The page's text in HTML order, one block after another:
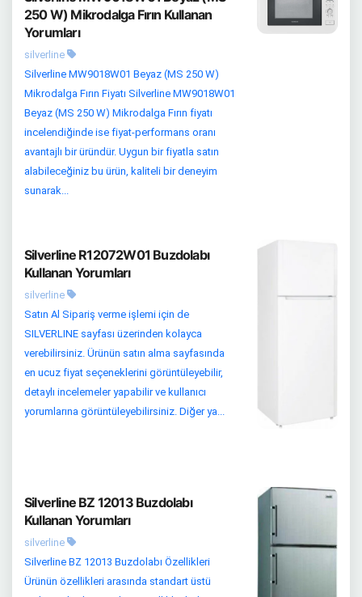
250 W) Mikrodalga Fırın Kullanan
Yorumları
silverline
Silverline MW9018W01 Beyaz (MS 250 W)
Mikrodalga Fırın Fiyatı Silverline MW9018W01
Beyaz (MS 250 W) Mikrodalga Fırın fiyatı
incelendiğinde ise fiyat-performans oranı
avantajlı bir üründür. Uygun bir fiyatla satın
alabileceğiniz bu ürün, kaliteli bir deneyim
sunarak...
Silverline R12072W01 Buzdolabı
Kullanan Yorumları
silverline
Satın Al Sipariş verme işlemi için de
SILVERLINE sayfası üzerinden kolayca
verebilirsiniz. Ürünün satın alma sayfasında
en ucuz fiyat seçeneklerini görüntüleyebilir,
detaylı incelemeler yapabilir ve kullanıcı
yorumlarına görüntüleyebilirsiniz. Diğer ya...
Silverline BZ 12013 Buzdolabı
Kullanan Yorumları
silverline
Silverline BZ 12013 Buzdolabı Özellikleri
Ürünün özellikleri arasında standart üstü